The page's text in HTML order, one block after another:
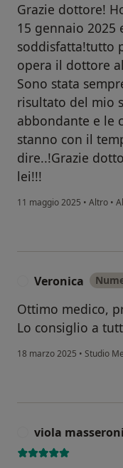
Grazie dottore!
15 gennaio 2025
soddisfatta!tutto
opera il dottore
Sono stata
risultato del mio
abbondante e le
stanno con il
dire..!Grazie
lei!!!
11 maggio 2025 • Altro •
Veronica
Ottimo medico,
Lo consiglio a
18 marzo 2025 • Studio
viola masseroni